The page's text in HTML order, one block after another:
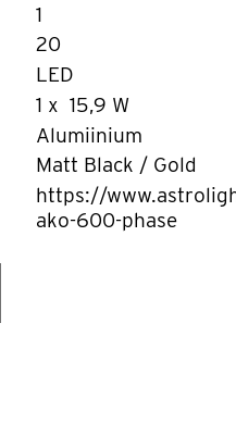
1
20
LED
1 x 15,9 W
Alumiinium
Matt Black / Gold
https://
ako-600-phase